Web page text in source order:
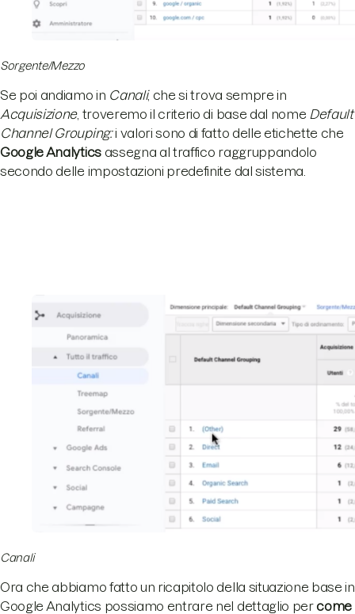
Sorgente/Mezzo
Se poi andiamo in Canali, che si trova sempre in
Acquisizione, troveremo il criterio di base dal nome Default
Channel Grouping:i valori sono di fatto delle etichette che
Google Analyticsassegna al traffico raggruppandolo
secondo delle impostazioni predefinite dal sistema.
Canali
Ora che abbiamo fatto un ricapitolo della situazione base in
Google Analytics possiamo entrare nel dettaglio per come